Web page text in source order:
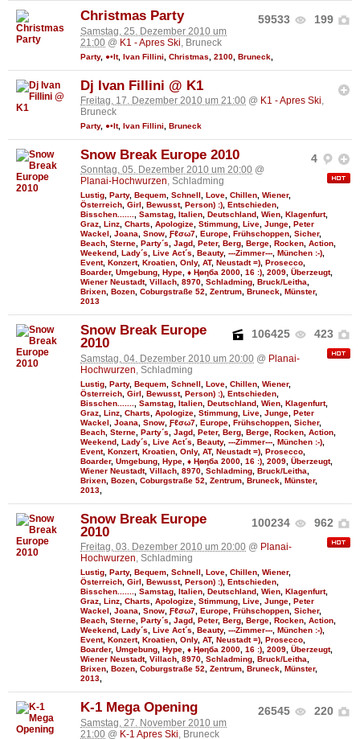
59533 199
Christmas Party
Samstag, 25. Dezember 2010 um
21:00 @ K1 - Apres Ski , Bruneck
Party, ●•It, Ivan Fillini Christmas 2100 Bruneck
Dj Ivan Fillini @ K1
Freitag, 17. Dezember 2010 um 21:00 @ K1 - Apres Ski,
Bruneck
Party, ●•It, Ivan Fillini Bruneck
4
Snow Break Europe 2010
Sonntag, 05. Dezember 2010 um 20:00 @
Planai-Hochwurzen, Schladming
Lustig, Party, Bequem, Schnell , Love, Chillen, Wiener,
Österreich, Girl , Bewusst, Person) :), Entschieden,
Bisschen......., Samstag, Italien, Deutschland, Wien, Klagenfurt,
Graz, Linz, Charts, Apologize, Stimmung, Live, Junge, Peter
Wackel , Joana, Snow, Ƒℓσω7, Europe, Frühschoppen, Sicher,
Beach, Sterne, Party´s, Jagd, Peter, Berg, Berge, Rocken, Action,
Weekend, Lady´s, Live Act´s, Beauty, ---Zimmer---, München :-),
Event, Konzert, Kroatien, Only, AT, Neustadt =), Prosecco,
Boarder, Umgebung, Hype, ♦ Ңөηба 2000, 16 :), 2009, Überzeugt,
Wiener Neustadt, Villach, 8970, Schladming, Bruck/Leitha,
Brixen, Bozen, Coburgstraße 52, Zentrum, Bruneck, Münster,
2013
106425 423
Snow Break Europe
2010
Samstag, 04. Dezember 2010 um 20:00 @ Planai-
Hochwurzen , Schladming
Lustig Party, Bequem Schnell Love Chillen Wiener,
Österreich Girl Bewusst, Person) :) Entschieden
Bisschen.......
Samstag Italien Deutschland Wien Klagenfurt,
Graz Linz Charts Apologize Stimmung Live Junge Peter
Wackel
Joana Snow Ƒℓσω7 Europe Frühschoppen Sicher,
Beach Sterne Party´s Jagd Peter, Berg Berge Rocken Action
Weekend Lady´s Live Act´s Beauty, ---Zimmer--- München :-)
Event, Konzert, Kroatien Only, AT, Neustadt =) Prosecco
Boarder, Umgebung Hype ♦ Ңөηба 2000 16 :) 2009 Überzeugt,
Wiener Neustadt, Villach 8970 Schladming Bruck/Leitha
Brixen Bozen Coburgstraße 52 Zentrum Bruneck Münster,
2013
100234 962
Snow Break Europe
2010
Freitag, 03. Dezember 2010 um 20:00 @ Planai-
Hochwurzen, Schladming
Lustig Party, Bequem Schnell Love Chillen Wiener,
Österreich Girl Bewusst, Person) :) Entschieden
Bisschen.......
Samstag Italien Deutschland Wien Klagenfurt,
Graz Linz Charts Apologize Stimmung Live Junge Peter
Wackel
Joana Snow Ƒℓσω7 Europe Frühschoppen Sicher,
Beach Sterne Party´s Jagd Peter, Berg Berge Rocken Action
Weekend Lady´s Live Act´s Beauty, ---Zimmer--- München :-)
Event, Konzert, Kroatien Only, AT, Neustadt =) Prosecco
Boarder, Umgebung Hype ♦ Ңөηба 2000 16 :) 2009 Überzeugt,
Wiener Neustadt, Villach 8970 Schladming Bruck/Leitha
Brixen Bozen Coburgstraße 52 Zentrum Bruneck Münster,
2013
26545 220
K-1 Mega Opening
Samstag, 27. November 2010 um
21:00 @ K-1 Apres Ski , Bruneck